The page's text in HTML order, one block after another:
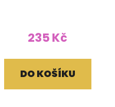
235 Kč
DO KOŠÍKU